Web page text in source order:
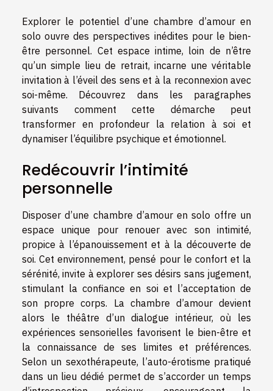
Explorer le potentiel d’une chambre d’amour en
solo ouvre des perspectives inédites pour le bien-
être personnel. Cet espace intime, loin de n’être
qu’un simple lieu de retrait, incarne une véritable
invitation à l’éveil des sens et à la reconnexion avec
soi-même. Découvrez dans les paragraphes
suivants comment cette démarche peut
transformer en profondeur la relation à soi et
dynamiser l’équilibre psychique et émotionnel.
Redécouvrir l’intimité
personnelle
Disposer d’une chambre d’amour en solo offre un
espace unique pour renouer avec son intimité,
propice à l’épanouissement et à la découverte de
soi. Cet environnement, pensé pour le confort et la
sérénité, invite à explorer ses désirs sans jugement,
stimulant la confiance en soi et l’acceptation de
son propre corps. La chambre d’amour devient
alors le théâtre d’un dialogue intérieur, où les
expériences sensorielles favorisent le bien-être et
la connaissance de ses limites et préférences.
Selon un sexothérapeute, l’auto-érotisme pratiqué
dans un lieu dédié permet de s’accorder un temps